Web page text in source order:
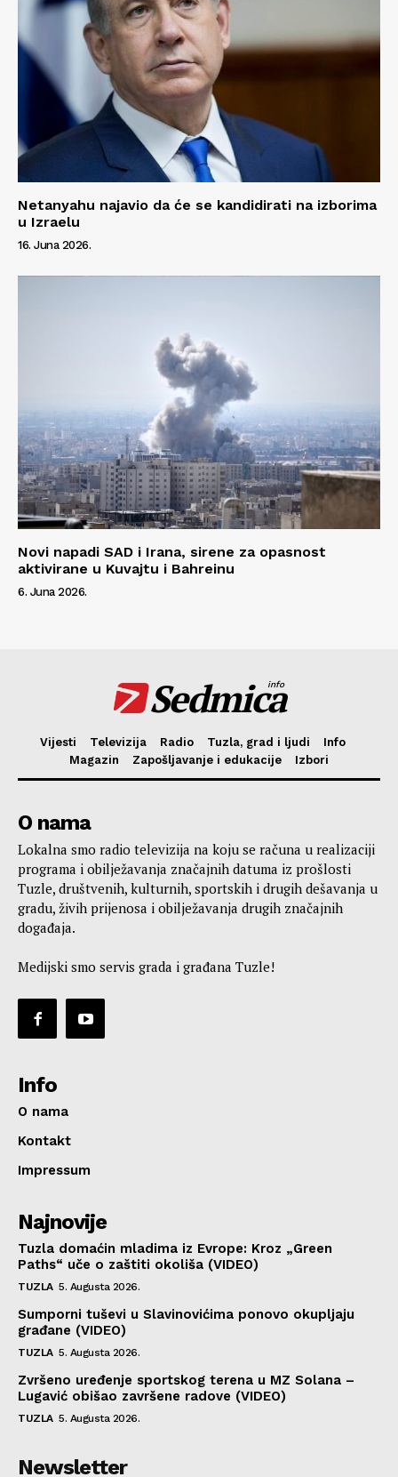
Netanyahu najavio da će se kandidirati na izborima
u Izraelu
16. Juna 2026.
Novi napadi SAD i Irana, sirene za opasnost
aktivirane u Kuvajtu i Bahreinu
6. Juna 2026.
Sedmica
info
Vijesti Televizija Radio Tuzla, grad i ljudi
Info
Magazin
Zapošljavanje i edukacije Izbori
O nama
Lokalna smo radio televizija na koju se računa u realizaciji
programa i obilježavanja značajnih datuma iz prošlosti
Tuzle, društvenih, kulturnih, sportskih i drugih dešavanja u
gradu, živih prijenosa i obilježavanja drugih značajnih
događaja.
Medijski smo servis grada i građana Tuzle!
Info
O nama
Kontakt
Impressum
Najnovije
Tuzla domaćin mladima iz Evrope: Kroz „Green
Paths“ uče o zaštiti okoliša (VIDEO)
TUZLA 5. Augusta 2026.
Sumporni tuševi u Slavinovićima ponovo okupljaju
građane (VIDEO)
TUZLA 5. Augusta 2026.
Zvršeno uređenje sportskog terena u MZ Solana –
Lugavić obišao završene radove (VIDEO)
TUZLA 5. Augusta 2026.
Newsletter